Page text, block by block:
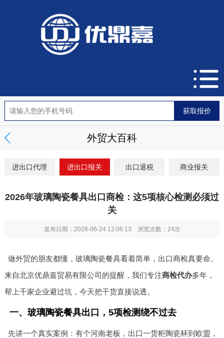
外贸大百科
进出口代理 进出口报关 出口退税 商业报关
2026年玻璃陶瓷餐具出口商检：这5项核心检测必须过
关
发布日期：2026-06-24 12:06:13 浏览次数： 24次
做外贸的朋友都懂，玻璃陶瓷餐具看着简单，出口商检真要命。
来自北京优鼎嘉贸易有限公司的提醒，我们专注商检代办多年，
帮上千家企业避过坑，今天把干货直接说透。
一、玻璃陶瓷餐具出口，5项检测绕不过去
先讲一个真实案例：有个河南老板，出口一货柜陶瓷杯到欧盟，